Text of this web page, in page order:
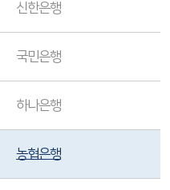
신한은행
국민은행
하나은행
농협은행